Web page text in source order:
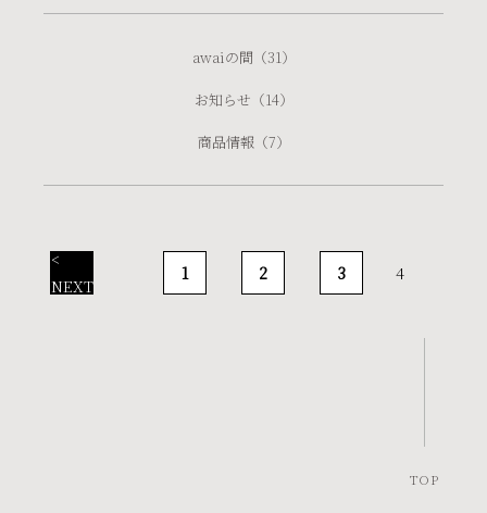
感じてもらえますように
店舗情報
awaiの間 （31）
お知らせ （14）
商品情報（7）
<
NEXT
1 2 3 4
TOP